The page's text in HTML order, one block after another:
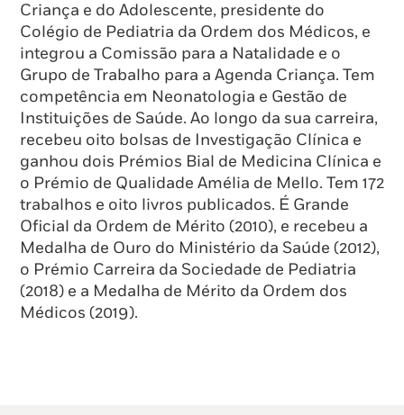
Criança e do Adolescente, presidente do
Colégio de Pediatria da Ordem dos Médicos, e
integrou a Comissão para a Natalidade e o
Grupo de Trabalho para a Agenda Criança. Tem
competência em Neonatologia e Gestão de
Instituições de Saúde. Ao longo da sua carreira,
recebeu oito bolsas de Investigação Clínica e
ganhou dois Prémios Bial de Medicina Clínica e
o Prémio de Qualidade Amélia de Mello. Tem 172
trabalhos e oito livros publicados. É Grande
Oficial da Ordem de Mérito (2010), e recebeu a
Medalha de Ouro do Ministério da Saúde (2012),
o Prémio Carreira da Sociedade de Pediatria
(2018) e a Medalha de Mérito da Ordem dos
Médicos (2019).